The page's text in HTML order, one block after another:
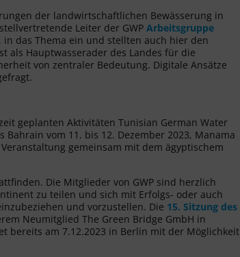
der landwirtschaftlichen Bewässerung in
Leiter der GWP Arbeitsgruppe
, in das Thema ein und stellten auch hier den
als Hauptwasserader des Landes für die
von zentraler Bedeutung. Digitale Ansätze
geplanten Aktivitäten Tunisian German Water
Bahrain vom 11. bis 12. Dezember 2023, Manama
gemeinsam mit dem ägyptischem
Die Mitglieder von GWP sind herzlich
zu teilen und sich mit Erfolgs- oder auch
und vorzustellen. Die 15. Sitzung des
Neumitglied The Green Bridge GmbH in
bereits am 7.12.2023 in Berlin mit der Möglichkeit